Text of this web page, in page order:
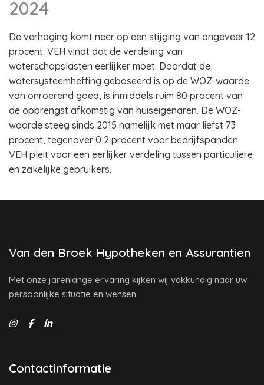
2024
De verhoging komt neer op een stijging van ongeveer 12
procent. VEH vindt dat de verdeling van
waterschapslasten eerlijker moet. Doordat de
watersysteemheffing gebaseerd is op de WOZ-waarde
van onroerend goed, is inmiddels ruim 80 procent van
de opbrengst afkomstig van huiseigenaren. De WOZ-
waarde steeg sinds 2015 namelijk met maar liefst 73
procent, tegenover 0,2 procent voor bedrijfspanden.
VEH pleit voor een eerlijker verdeling tussen particuliere
en zakelijke gebruikers.
Van den Broek Hypotheken en Assurantien
Met onze jarenlange ervaring kijken wij vakkundig naar uw
persoonlijke situatie en wensen.
Contactinformatie